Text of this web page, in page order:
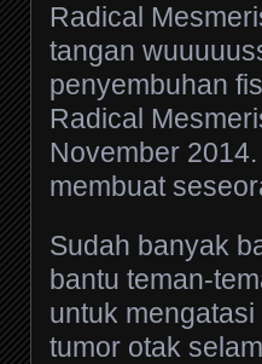
Radical
tangan
penyembuhan
Radical
November
membuat
Sudah banyak
bantu teman-
untuk
tumor otak